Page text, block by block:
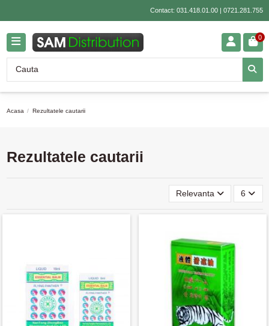
Contact: 031.418.01.00| 0721.281.755
0
Acasa Rezultatele cautarii
Rezultatele cautarii
Relevanta 6